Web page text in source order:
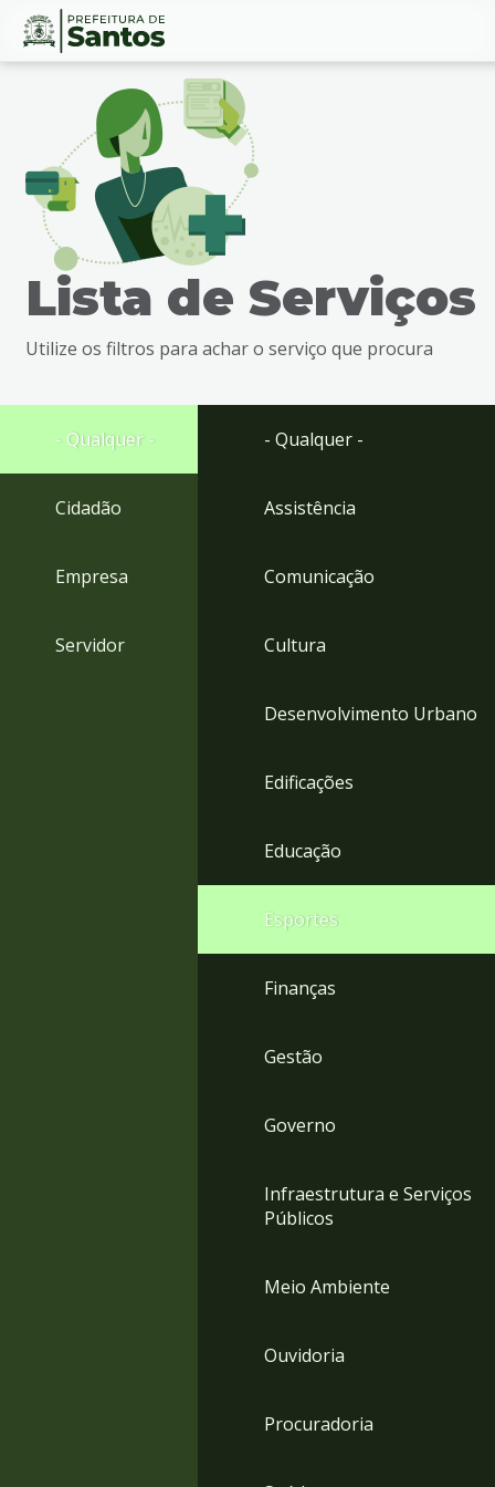
Ir
busca
Ir
rodapé
Conteúdo
Lista de Serviços
Utilize os filtros para achar o serviço que procura
- Qualquer -
Cidadão
Empresa
Servidor
- Qualquer -
Assistência
Comunicação
Cultura
Desenvolvimento Urbano
Edificações
Educação
Esportes
Finanças
Gestão
Governo
Infraestrutura e Serviços
Públicos
Meio Ambiente
Ouvidoria
Procuradoria